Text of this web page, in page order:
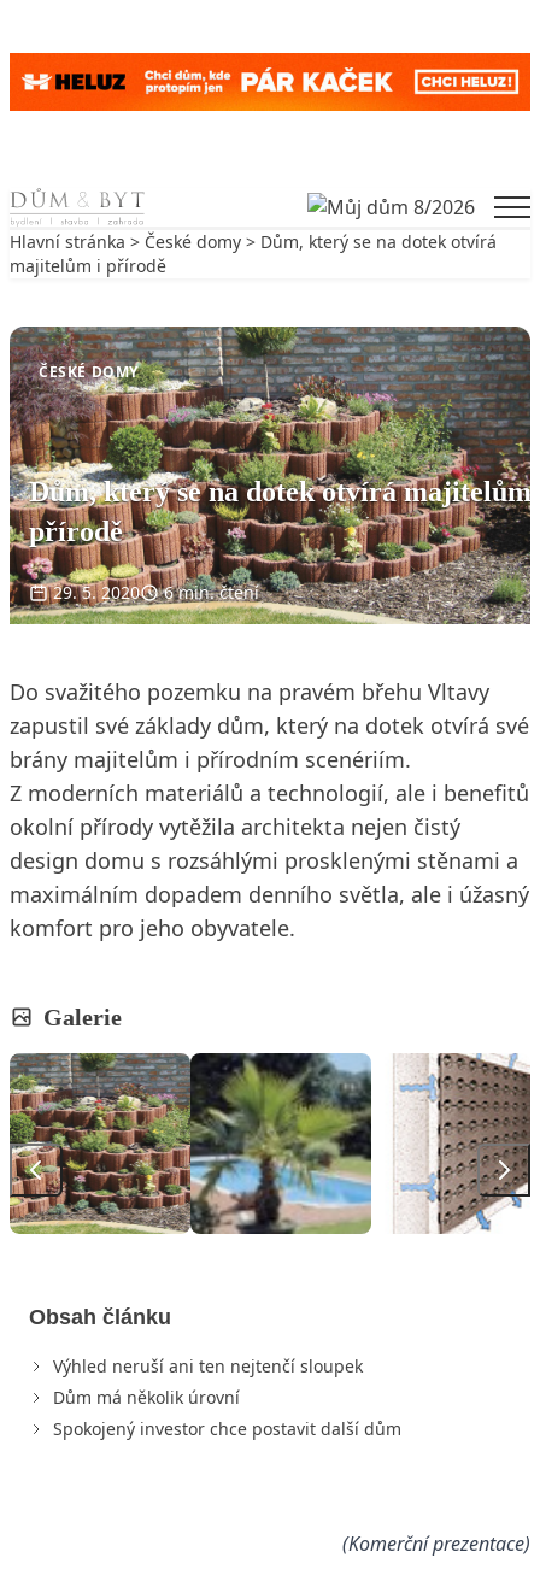
Skip to content
Hlavní stránka > České domy > Dům, který se na dotek otvírá
majitelům i přírodě
ČESKÉ DOMY
Dům, který se na dotek otvírá majitelům
přírodě
29. 5. 2020 6 min. čtení
Do svažitého pozemku na pravém břehu Vltavy
zapustil své základy dům, který na dotek otvírá své
brány majitelům i přírodním scenériím.
Z moderních materiálů a technologií, ale i benefitů
okolní přírody vytěžila architekta nejen čistý
design domu s rozsáhlými prosklenými stěnami a
maximálním dopadem denního světla, ale i úžasný
komfort pro jeho obyvatele.
Galerie
Obsah článku
Výhled neruší ani ten nejtenčí sloupek
Dům má několik úrovní
Spokojený investor chce postavit další dům
(Komerční prezentace)